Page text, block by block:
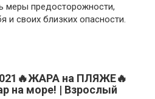
меры предосторожности,
и своих близких опасности.
на ПЛЯЖЕ🔥
на море! | Взрослый